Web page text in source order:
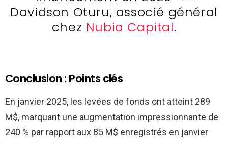
Davidson Oturu, associé général
chez Nubia Capital.
Conclusion : Points clés
En janvier 2025, les levées de fonds ont atteint 289
M$, marquant une augmentation impressionnante de
240 % par rapport aux 85 M$ enregistrés en janvier